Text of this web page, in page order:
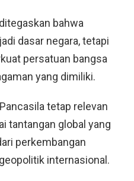
bahwa
dasar negara, tetapi
persatuan bangsa
yang dimiliki.
tetap relevan
tantangan global yang
perkembangan
internasional.